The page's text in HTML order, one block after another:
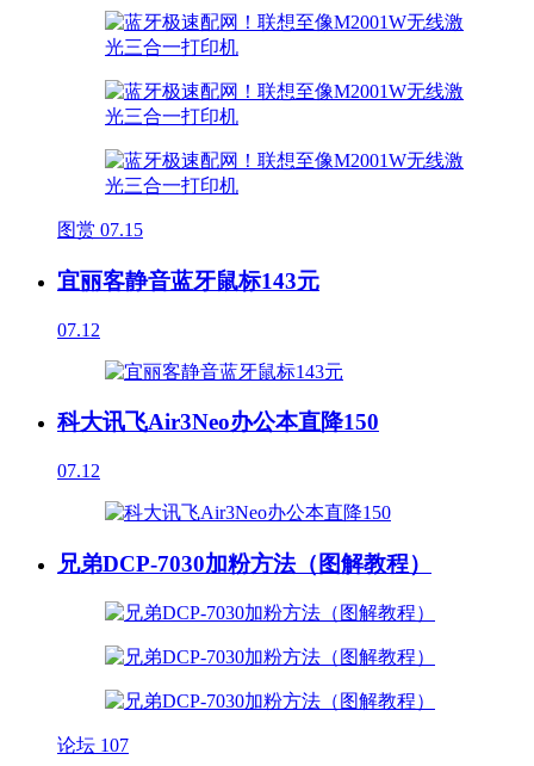
图赏 07.15
宜丽客静音蓝牙鼠标143元
07.12
科大讯飞Air3Neo办公本直降150
07.12
兄弟DCP-7030加粉方法（图解教程）
论坛 107